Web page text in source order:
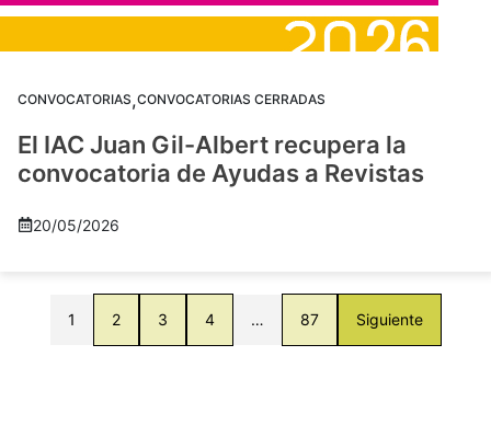
CONVOCATORIAS,CONVOCATORIAS CERRADAS
El IAC Juan Gil-Albert recupera la
convocatoria de Ayudas a Revistas
20/05/2026
1 2 3 4 … 87 Siguiente